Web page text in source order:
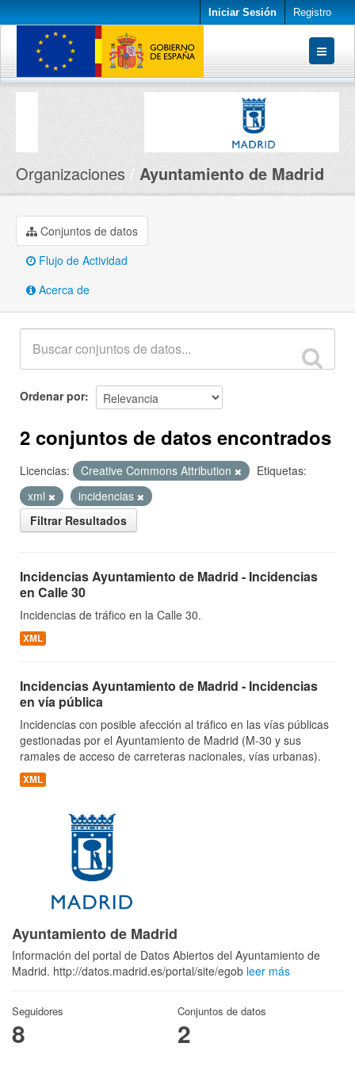
Iniciar Sesión Registro
Conjuntos de datos
Organizaciones Ayuntamiento de Madrid
Conjuntos de datos
Flujo de Actividad
Acerca de
Ordenar por
2 conjuntos de datos encontrados
Licencias: Creative Commons Attribution
Etiquetas:
xml
incidencias
Filtrar Resultados
Incidencias Ayuntamiento de Madrid - Incidencias
en Calle 30
Incidencias de tráfico en la Calle 30.
XML
Incidencias Ayuntamiento de Madrid - Incidencias
en vía pública
Incidencias con posible afección al tráfico en las vías públicas
gestionadas por el Ayuntamiento de Madrid (M-30 y sus
ramales de acceso de carreteras nacionales, vías urbanas).
XML
Ayuntamiento de Madrid
Información del portal de Datos Abiertos del Ayuntamiento de
Madrid. http://datos.madrid.es/portal/site/egob leer más
Seguidores
8
Conjuntos de datos
2